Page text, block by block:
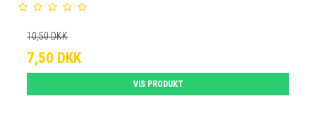
10,50 DKK
7,50 DKK
VIS PRODUKT